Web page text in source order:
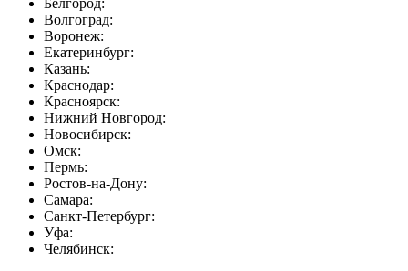
Белгород:
Волгоград:
Воронеж:
Екатеринбург:
Казань:
Краснодар:
Красноярск:
Нижний Новгород:
Новосибирск:
Омск:
Пермь:
Ростов-на-Дону:
Самара:
Санкт-Петербург:
Уфа:
Челябинск: